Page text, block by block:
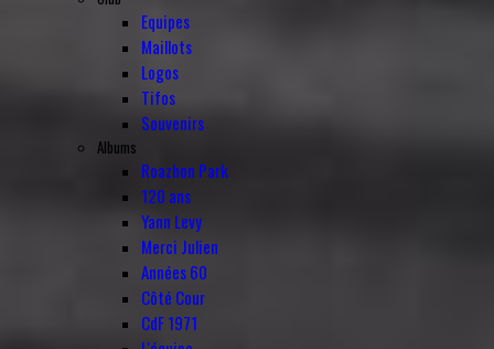
Equipes
Maillots
Logos
Tifos
Souvenirs
Albums
Roazhon Park
120 ans
Yann Levy
Merci Julien
Années 60
Côté Cour
CdF 1971